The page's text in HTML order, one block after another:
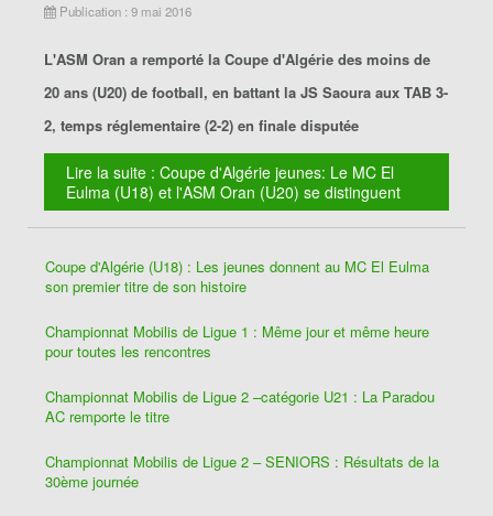
Publication : 9 mai 2016
L'ASM Oran a remporté la Coupe d'Algérie des moins de
20 ans (U20) de football, en battant la JS Saoura aux TAB 3-
2, temps réglementaire (2-2) en finale disputée
Lire la suite : Coupe d'Algérie jeunes: Le MC El
Eulma (U18) et l'ASM Oran (U20) se distinguent
Coupe d'Algérie (U18) : Les jeunes donnent au MC El Eulma
son premier titre de son histoire
Championnat Mobilis de Ligue 1 : Même jour et même heure
pour toutes les rencontres
Championnat Mobilis de Ligue 2 –catégorie U21 : La Paradou
AC remporte le titre
Championnat Mobilis de Ligue 2 – SENIORS : Résultats de la
30ème journée